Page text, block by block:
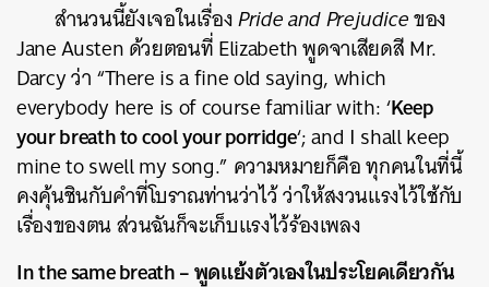
สำนวนนี้ยังเจอในเรื่องPride and Prejudiceของ
Jane Austen ด้วยตอนที่ Elizabeth พูดจาเสียดสี Mr.
Darcy ว่า “There is a fine old saying, which
everybody here is of course familiar with: ‘Keep
your breath to cool your porridge‘; and I shall keep
mine to swell my song.” ความหมายก็คือ ทุกคนในที่นี้
คงคุ้นชินกับคำที่โบราณท่านว่าไว้ ว่าให้สงวนแรงไว้ใช้กับ
เรื่องของตน ส่วนฉันก็จะเก็บแรงไว้ร้องเพลง
In the same breath – พูดแย้งตัวเองในประโยคเดียวกัน